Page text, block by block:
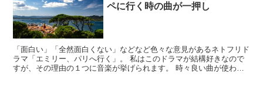
ペに行く時の曲が一押し
「面白い」「全然面白くない」などなど色々な意見があるネトフリド
ラマ「エミリー、パリへ行く」。 私はこのドラマが結構好きなので
すが、その理由の１つに音楽が挙げられます。 時々良い曲が使われ